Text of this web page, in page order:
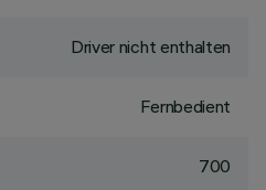
Driver nicht enthalten
Fernbedient
700